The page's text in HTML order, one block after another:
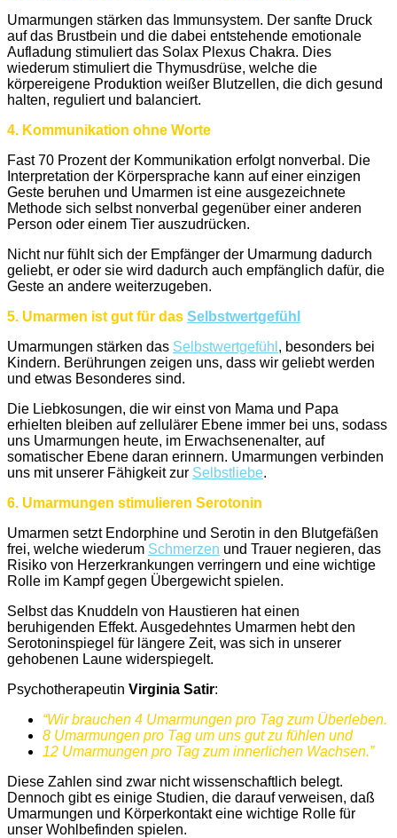
Umarmungen stärken das Immunsystem. Der sanfte Druck
auf das Brustbein und die dabei entstehende emotionale
Aufladung stimuliert das Solax Plexus Chakra. Dies
wiederum stimuliert die Thymusdrüse, welche die
körpereigene Produktion weißer Blutzellen, die dich gesund
halten, reguliert und balanciert.
4. Kommunikation ohne Worte
Fast 70 Prozent der Kommunikation erfolgt nonverbal. Die
Interpretation der Körpersprache kann auf einer einzigen
Geste beruhen und Umarmen ist eine ausgezeichnete
Methode sich selbst nonverbal gegenüber einer anderen
Person oder einem Tier auszudrücken.
Nicht nur fühlt sich der Empfänger der Umarmung dadurch
geliebt, er oder sie wird dadurch auch empfänglich dafür, die
Geste an andere weiterzugeben.
5. Umarmen ist gut für das Selbstwertgefühl
Umarmungen stärken das Selbstwertgefühl , besonders bei
Kindern. Berührungen zeigen uns, dass wir geliebt werden
und etwas Besonderes sind.
Die Liebkosungen, die wir einst von Mama und Papa
erhielten bleiben auf zellulärer Ebene immer bei uns, sodass
uns Umarmungen heute, im Erwachsenenalter, auf
somatischer Ebene daran erinnern. Umarmungen verbinden
uns mit unserer Fähigkeit zur Selbstliebe.
6. Umarmungen stimulieren Serotonin
Umarmen setzt Endorphine und Serotin in den Blutgefäßen
frei, welche wiederum Schmerzen und Trauer negieren, das
Risiko von Herzerkrankungen verringern und eine wichtige
Rolle im Kampf gegen Übergewicht spielen.
Selbst das Knuddeln von Haustieren hat einen
beruhigenden Effekt. Ausgedehntes Umarmen hebt den
Serotoninspiegel für längere Zeit, was sich in unserer
gehobenen Laune widerspiegelt.
Psychotherapeutin Virginia Satir:
“Wir brauchen 4 Umarmungen pro Tag zum Überleben.
8 Umarmungen pro Tag um uns gut zu fühlen und
12 Umarmungen pro Tag zum innerlichen Wachsen.”
Diese Zahlen sind zwar nicht wissenschaftlich belegt.
Dennoch gibt es einige Studien, die darauf verweisen, daß
Umarmungen und Körperkontakt eine wichtige Rolle für
unser Wohlbefinden spielen.